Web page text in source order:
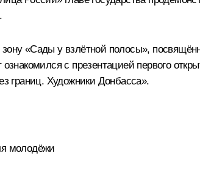
«Сады у взлётной полосы»,
с презентацией первого
границ. Художники Донбасса».
молодёжи